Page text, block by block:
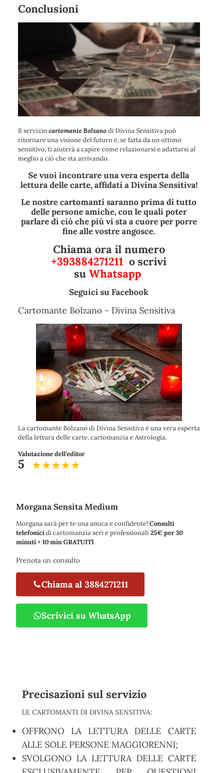
Conclusioni
Il servizio cartomante Bolzanodi Divina Sensitiva può
ritornare una visione del futuro e, se fatta da un ottimo
sensitivo, ti aiuterà a capire come relazionarsi e adattarsi al
meglio a ciò che sta arrivando.
Se vuoi incontrare una vera esperta della
lettura delle carte, affidati a Divina Sensitiva!
Le nostre cartomanti saranno prima di tutto
delle persone amiche, con le quali poter
parlare di ciò che più vi sta a cuore per porre
fine alle vostre angosce.
Chiama ora il numero
+393884271211 o scrivi
su Whatsapp
Seguici su Facebook
Cartomante Bolzano - Divina Sensitiva
La cartomante Bolzano di Divina Sensitiva è una vera esperta
della lettura delle carte, cartomanzia e Astrologia.
Valutazione dell'editor
5
Morgana Sensita Medium
Morgana sarà per te una amica e confidente!Consulti
telefonicidi cartomanzia seri e professionali25€ per 30
minuti + 10 min GRATUITI
Prenota un consulto
Chiama al 3884271211
Scrivici su WhatsApp
Precisazioni sul servizio
LE CARTOMANTI DI DIVINA SENSITIVA:
OFFRONO LA LETTURA DELLE CARTE
ALLE SOLE PERSONE MAGGIORENNI;
SVOLGONO LA LETTURA DELLE CARTE